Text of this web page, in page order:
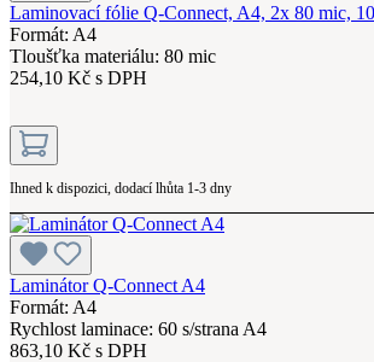
Laminovací fólie Q-Connect, A4, 2x 80 mic,
Formát: A4
Tloušťka materiálu: 80 mic
254,10 Kč s DPH
Ihned k dispozici, dodací lhůta 1-3 dny
Laminátor Q-Connect A4
Formát: A4
Rychlost laminace: 60 s/strana A4
863,10 Kč s DPH